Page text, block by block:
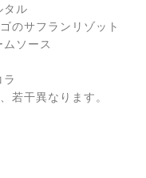
タル
のサフランリゾット
ムソース
若干異なります。